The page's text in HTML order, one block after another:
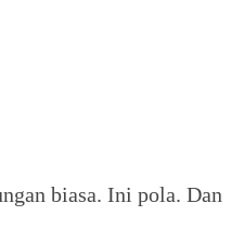
biasa. Ini pola. Dan